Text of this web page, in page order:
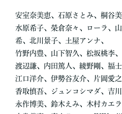
安室奈美恵、石原さとみ、桐谷
水原希子、榮倉奈々、ローラ、
希、北川景子、土屋アンナ、
竹野内豊、山下智久、松坂桃李
渡辺謙、内田篤人、綾野剛、福
江口洋介、伊勢谷友介、片岡愛
香取慎吾、ジュンコシマダ、吉
永作博美、鈴木えみ、木村カエ